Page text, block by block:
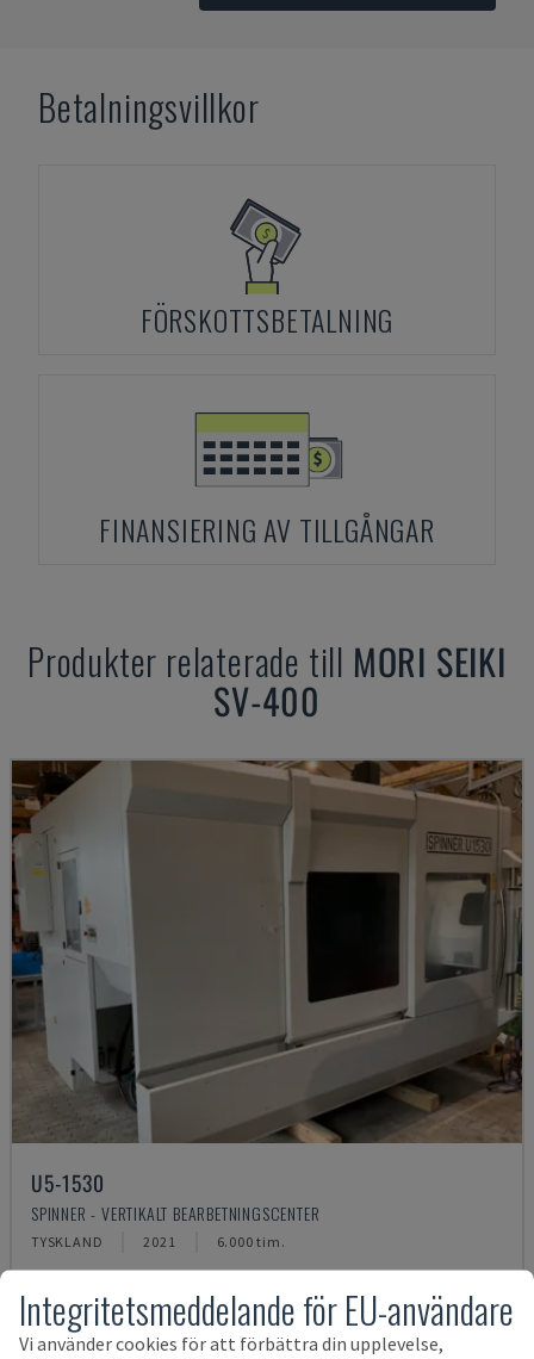
Betalningsvillkor
FÖRSKOTTSBETALNING
FINANSIERING AV TILLGÅNGAR
Produkter relaterade till MORI SEIKI
SV-400
U5-1530
SPINNER - VERTIKALT BEARBETNINGSCENTER
TYSKLAND 2021 6.000 tim.
1 589 492 SEK
Integritetsmeddelande för EU-användare
Vi använder cookies för att förbättra din upplevelse,